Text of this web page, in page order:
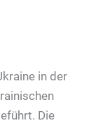
in der
Die